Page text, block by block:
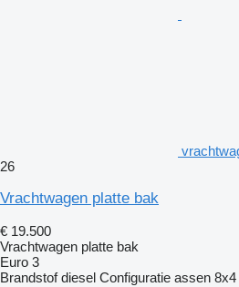
26
Vrachtwagen platte bak
€ 19.500
Vrachtwagen platte bak
Euro 3
Brandstof diesel Configuratie assen 8x4